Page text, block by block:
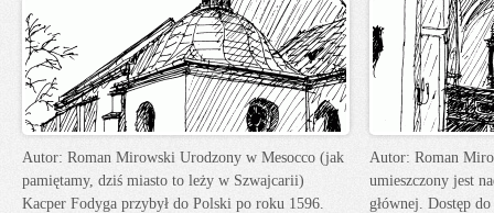
Autor: Roman Mirowski Urodzony w Mesocco (jak
pamiętamy, dziś miasto to leży w Szwajcarii)
Kacper Fodyga przybył do Polski po roku 1596.
Autor: Roman
umieszczony jest
głównej. Dostęp